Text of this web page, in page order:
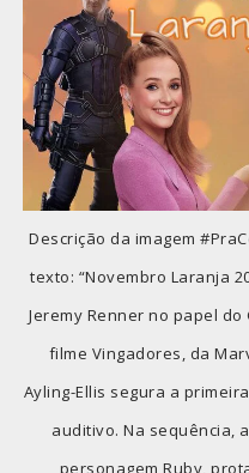
Descrição da imagem
texto: “Novembro Laranja
Jeremy Renner no papel
filme Vingadores, da
Ayling-Ellis segura a
auditivo. Na sequência,
personagem Ruby,